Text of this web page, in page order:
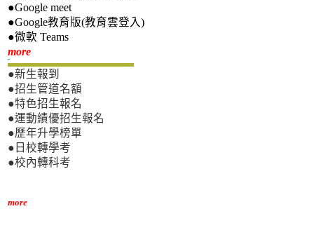
●Google meet
●Google教育版(教育雲登入)
●微軟 Teams
more新生專區
●新生報到
●招生管道名額
●特色招生報名
●運動績優招生報名
●歷年升學榜單
●日校轉學考
●校內轉科考
more